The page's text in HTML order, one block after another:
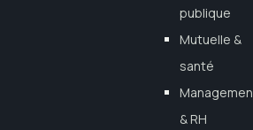
publique
Mutuelle &
santé
& RH